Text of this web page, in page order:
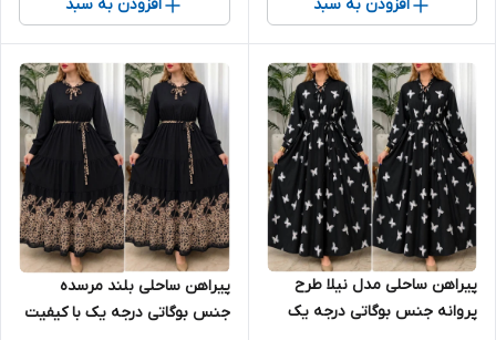
افزودن به سبد افزودن به سبد
پیراهن ساحلی مدل نیلا طرح
پروانه جنس بوگاتی درجه یک
پیراهن ساحلی بلند مرسده
جنس بوگاتی درجه یک با کیفیت